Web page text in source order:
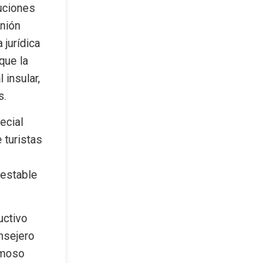
jurídica
la
insular,
turistas